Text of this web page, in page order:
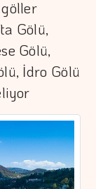
Gölü,
Gölü,
İdro Gölü